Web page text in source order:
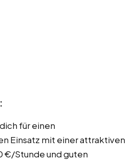
für einen
Einsatz mit einer attraktiven
€/Stunde und guten